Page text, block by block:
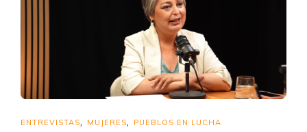
ENTREVISTAS MUJERES PUEBLOS EN LUCHA